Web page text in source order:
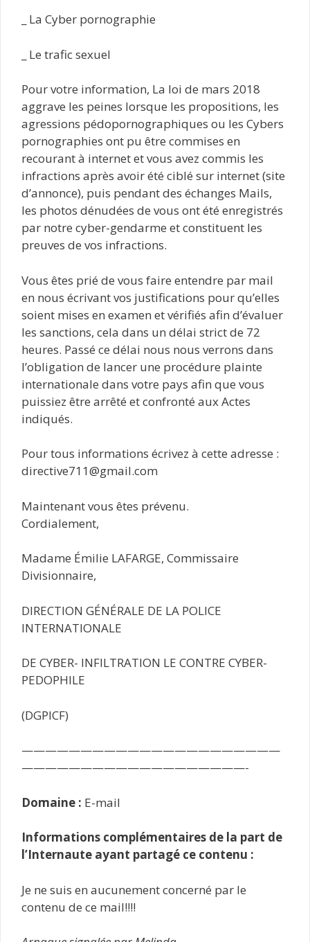
_ La Cyber pornographie
_ Le trafic sexuel
Pour votre information, La loi de mars 2018
aggrave les peines lorsque les propositions, les
agressions pédopornographiques ou les Cybers
pornographies ont pu être commises en
recourant à internet et vous avez commis les
infractions après avoir été ciblé sur internet (site
d’annonce), puis pendant des échanges Mails,
les photos dénudées de vous ont été enregistrés
par notre cyber-gendarme et constituent les
preuves de vos infractions.
Vous êtes prié de vous faire entendre par mail
en nous écrivant vos justifications pour qu’elles
soient mises en examen et vérifiés afin d’évaluer
les sanctions, cela dans un délai strict de 72
heures. Passé ce délai nous nous verrons dans
l’obligation de lancer une procédure plainte
internationale dans votre pays afin que vous
puissiez être arrêté et confronté aux Actes
indiqués.
Pour tous informations écrivez à cette adresse :
directive711@gmail.com
Maintenant vous êtes prévenu.
Cordialement,
Madame Émilie LAFARGE, Commissaire
Divisionnaire,
DIRECTION GÉNÉRALE DE LA POLICE
INTERNATIONALE
DE CYBER- INFILTRATION LE CONTRE CYBER-
PEDOPHILE
(DGPICF)
——————————————————————
———————————————————-
Domaine : E-mail
Informations complémentaires de la part de
l’Internaute ayant partagé ce contenu :
Je ne suis en aucunement concerné par le
contenu de ce mail!!!!